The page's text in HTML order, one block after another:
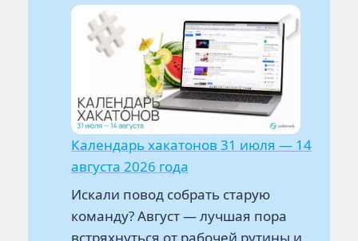
Календарь хакатонов 31 июля — 14
августа 2026 года
Искали повод собрать старую
команду? Август — лучшая пора